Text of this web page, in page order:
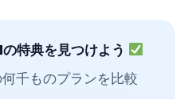
特典を見つけよう
千ものプランを比較